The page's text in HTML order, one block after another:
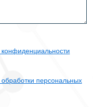
конфиденциальности
обработки персональных